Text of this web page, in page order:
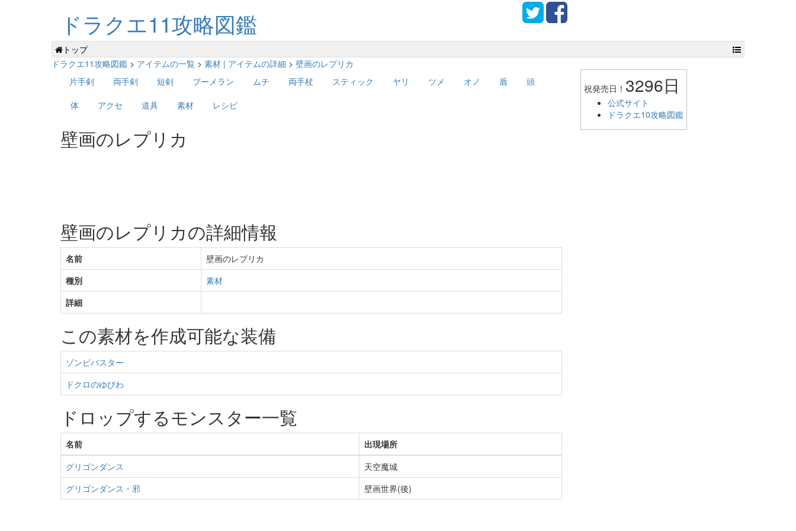
ドラクエ11攻略図鑑
トップ
ドラクエ11攻略図鑑 > アイテムの一覧 > 素材 | アイテムの詳細 > 壁画のレプリカ
片手剣
両手剣 短剣 ブーメラン ムチ 両手杖 スティック ヤリ ツメ オノ 盾
頭
体
アクセ 道具 素材 レシピ
壁画のレプリカ
壁画のレプリカの詳細情報
名前
壁画のレプリカ
種別
素材
詳細
この素材を作成可能な装備
ゾンビバスター
ドクロのゆびわ
ドロップするモンスター一覧
名前
出現場所
グリゴンダンス
天空魔城
グリゴンダンス・邪
壁画世界(後)
祝発売日！ 3296日
公式サイト
ドラクエ10攻略図鑑